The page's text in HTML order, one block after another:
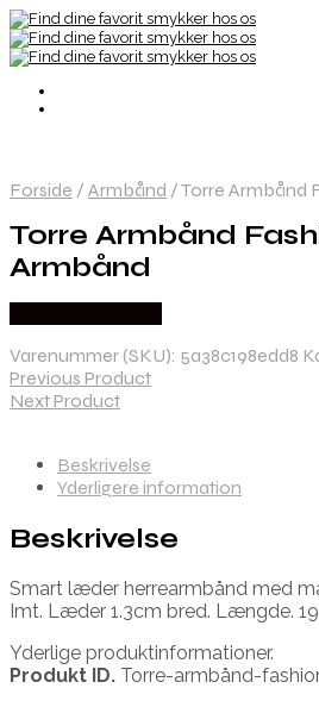
Forside / Armbånd /Torre Armbånd
Torre Armbånd
Armbånd
Varenummer (SKU): 5a38c198edd8
Previous Product
Next Product
Beskrivelse
Yderligere information
Beskrivelse
Smart læder herrearmbånd med
Imt. Læder 1.3cm bred. Længde.
Yderlige produktinformationer.
Produkt ID. Torre-armbånd-